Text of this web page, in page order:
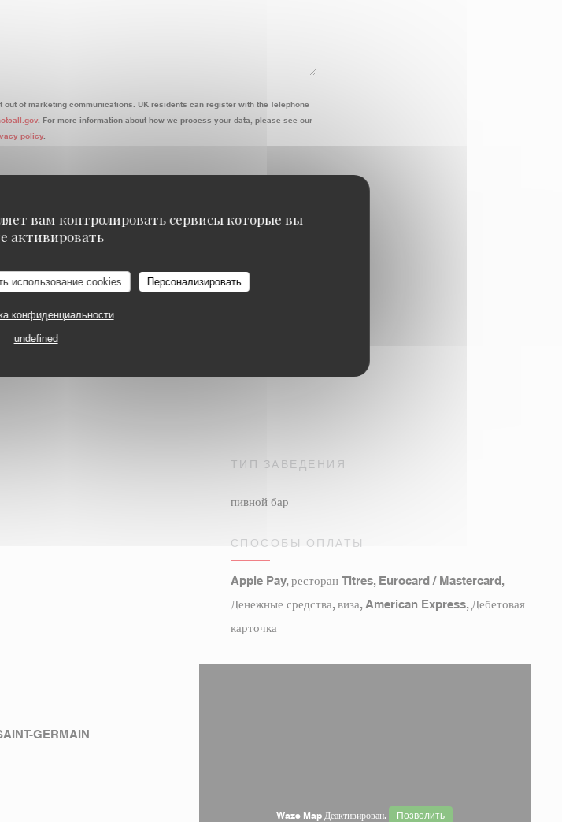
вам контролировать сервисы которые вы
активировать
использование cookies Персонализировать
конфиденциальности
undefined
of marketing communications. UK residents can register with the Telephone
. For more information about how we process your data, please see our
policy
ТИП ЗАВЕДЕНИЯ
пивной бар
СПОСОБЫ ОПЛАТЫ
Apple Pay, ресторан Titres, Eurocard / Mastercard,
Денежные средства, виза, American Express, Дебетовая
карточка
GERMAIN
Waze Map Деактивирован. Позволить